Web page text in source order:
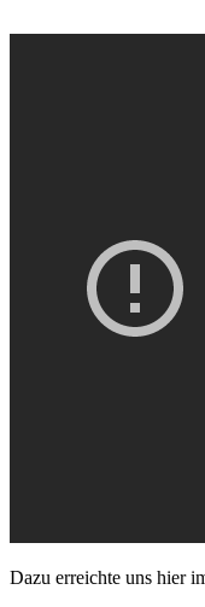
Dazu erreichte uns hier